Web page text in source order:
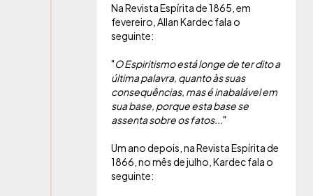
Na Revista Espírita de 1865, em
fevereiro, Allan Kardec fala o
seguinte:
"O Espiritismo está longe de ter dito a
última palavra, quanto às suas
consequências, mas é inabalável em
sua base, porque esta base se
assenta sobre os fatos..."
Um ano depois, na Revista Espírita de
1866, no mês de julho, Kardec fala o
seguinte: